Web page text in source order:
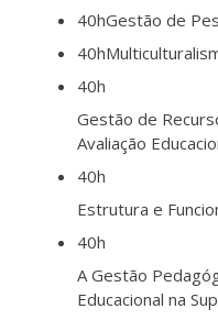
40hGestão de
40h
40h
Gestão de
Avaliação
40h
Estrutura e
40h
A Gestão
Educacional na